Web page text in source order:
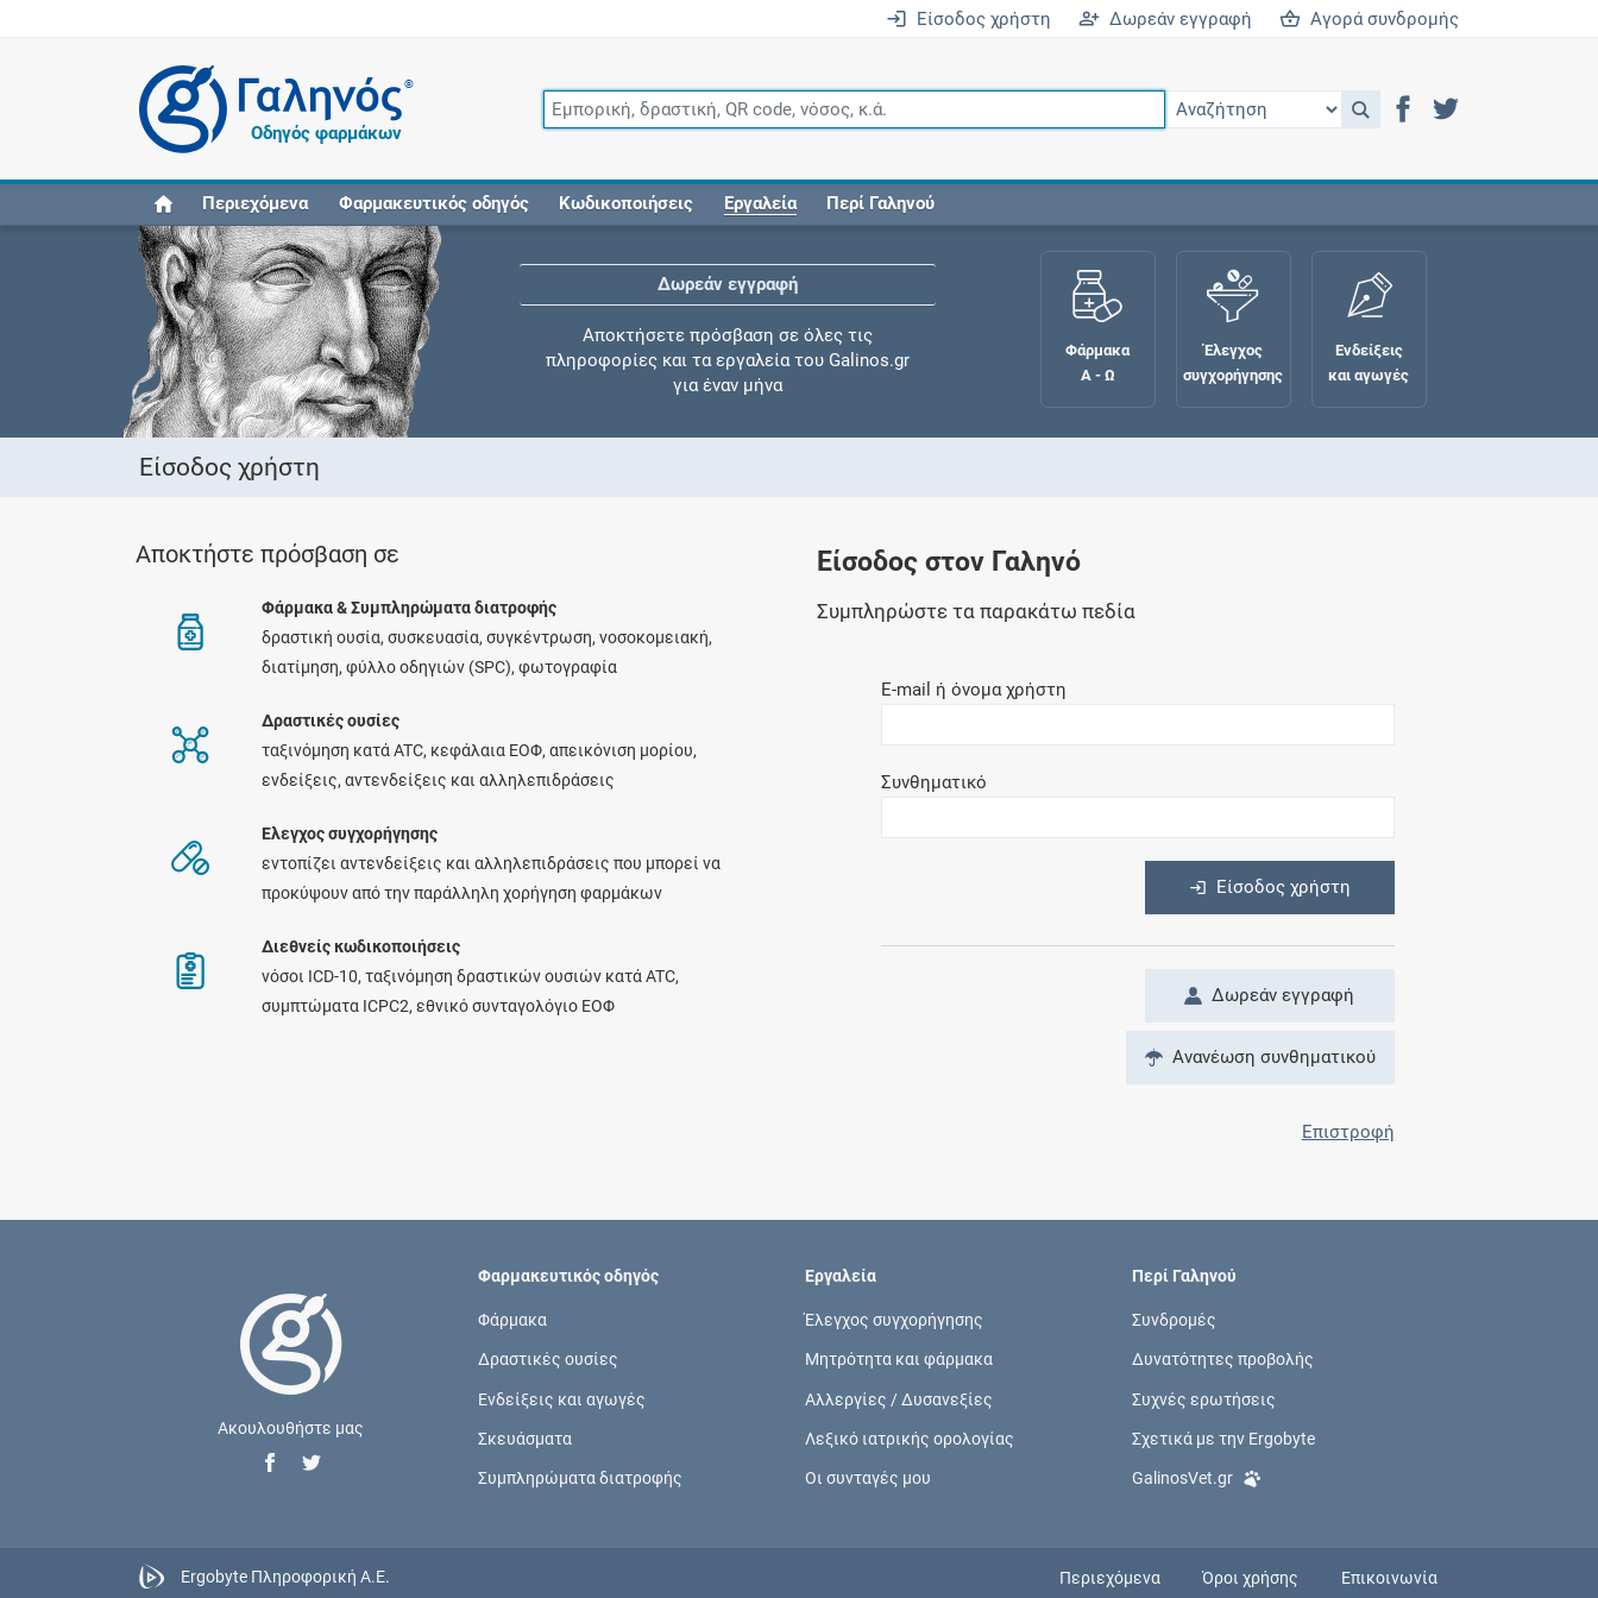
Είσοδος χρήστη Δωρεάν εγγραφή Αγορά συνδρομής
®
Οδηγός φαρμάκων
Περιεχόμενα Φαρμακευτικός οδηγός Κωδικοποιήσεις Εργαλεία Περί Γαληνού
Δωρεάν εγγραφή
Αποκτήσετε πρόσβαση σε όλες τις
πληροφορίες και τα εργαλεία του Galinos.gr
για έναν μήνα
Ελέγξτε την αγωγή σας για αντενδείξεις και
Αποθηκεύστε τις συνταγές σας και
μοιραστείτε τις εύκολα και με ασφάλεια
Ενημερωθείτε για την ασφάλεια χορήγησης
ενός φαρμάκου κατά τη διάρκεια της
επιπλέον παροχές των συνδρομητικών
Ενδείξεις και αγωγές
νόσους, συμπτώματα και ιατρικές πράξεις
Φάρμακα
Α - Ω
Έλεγχος
συγχορήγησης
Ενδείξεις
και αγωγές
Είσοδος χρήστη
Αποκτήστε πρόσβαση σε
Φάρμακα & Συμπληρώματα διατροφής
δραστική ουσία, συσκευασία, συγκέντρωση, νοσοκομειακή,
διατίμηση, φύλλο οδηγιών (SPC), φωτογραφία
Δραστικές ουσίες
ταξινόμηση κατά ATC, κεφάλαια ΕΟΦ, απεικόνιση μορίου,
ενδείξεις, αντενδείξεις και αλληλεπιδράσεις
Ελεγχος συγχορήγησης
εντοπίζει αντενδείξεις και αλληλεπιδράσεις που μπορεί να
προκύψουν από την παράλληλη χορήγηση φαρμάκων
Διεθνείς κωδικοποιήσεις
νόσοι ICD-10, ταξινόμηση δραστικών ουσιών κατά ATC,
συμπτώματα ICPC2, εθνικό συνταγολόγιο ΕΟΦ
Είσοδος στον Γαληνό
Συμπληρώστε τα παρακάτω πεδία
E-mail ή όνομα χρήστη
Συνθηματικό
Είσοδος χρήστη
Δωρεάν εγγραφή
Ανανέωση συνθηματικού
Επιστροφή
Ακουλουθήστε μας
Φαρμακευτικός οδηγός
Φάρμακα
Δραστικές ουσίες
Ενδείξεις και αγωγές
Σκευάσματα
Συμπληρώματα διατροφής
Εργαλεία
Έλεγχος συγχορήγησης
Μητρότητα και φάρμακα
Αλλεργίες / Δυσανεξίες
Λεξικό ιατρικής ορολογίας
Οι συνταγές μου
Περί Γαληνού
Συνδρομές
Δυνατότητες προβολής
Συχνές ερωτήσεις
Σχετικά με την Ergobyte
GalinosVet.gr
Ergobyte Πληροφορική Α.Ε. Περιεχόμενα Όροι χρήσης Επικοινωνία